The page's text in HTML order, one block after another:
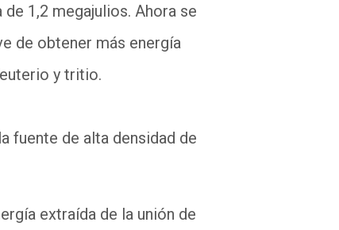
1,2 megajulios. Ahora se
de obtener más energía
y tritio.
fuente de alta densidad de
extraída de la unión de